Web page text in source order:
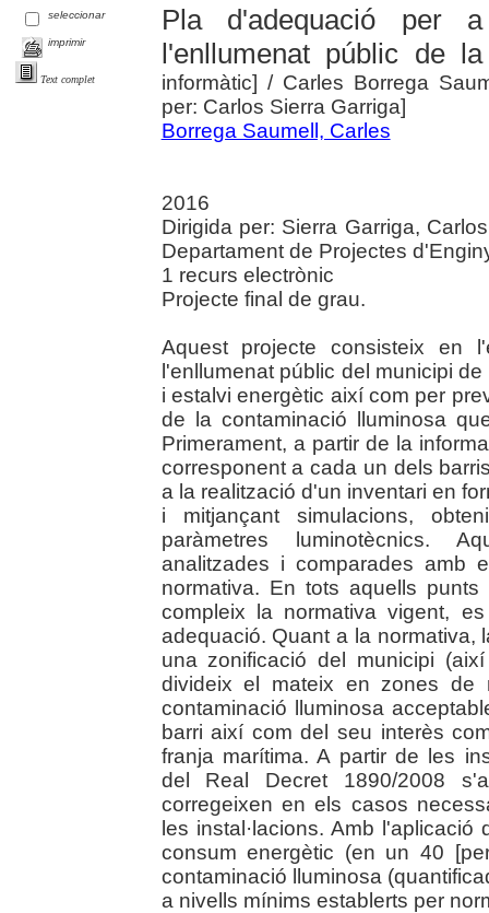
seleccionar
imprimir
Text complet
Pla d'adequació per
l'enllumenat públic de
informàtic] / Carles Borrega
per: Carlos Sierra Garriga]
Borrega Saumell, Carles
2016
Dirigida per: Sierra Garriga,
Departament de Projectes
1 recurs electrònic
Projecte final de grau.
Aquest projecte consisteix en
l'enllumenat públic del municipi
i estalvi energètic així com per
de la contaminació lluminosa
Primerament, a partir de la
corresponent a cada un dels
a la realització d'un inventari en
i mitjançant simulacions,
paràmetres luminotècnics.
analitzades i comparades amb
normativa. En tots aquells
compleix la normativa vigent,
adequació. Quant a la normativa,
una zonificació del municipi
divideix el mateix en zones
contaminació lluminosa
barri així com del seu interès
franja marítima. A partir de les
del Real Decret 1890/2008
corregeixen en els casos
les instal·lacions. Amb
consum energètic (en un 40
contaminació lluminosa
a nivells mínims establerts per